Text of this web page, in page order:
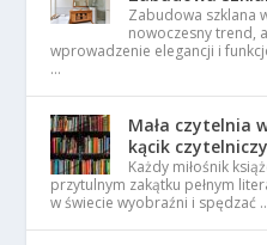
Zabudowa szklana
nowoczesny trend,
wprowadzenie elegancji i
…
Mała czytelnia
kącik
Każdy miłośnik
przytulnym zakątku pełnym
w świecie wyobraźni i spędzać